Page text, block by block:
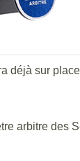
déjà sur place
arbitre des